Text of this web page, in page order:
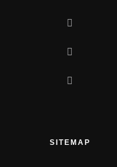
SITEMAP